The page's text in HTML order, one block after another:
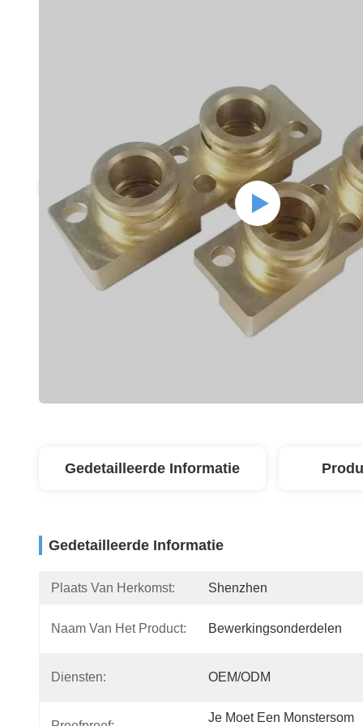
Gedetailleerde Informatie
Gedetailleerde Informatie
Plaats Van Herkomst: Shenzhen
Naam Van Het Product: Bewerkingsonderdelen
Diensten: OEM/ODM
Je Moet Een Monstersom